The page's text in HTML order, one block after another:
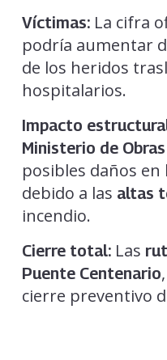
Víctimas:La cifra
podría aumentar
de los heridos
hospitalarios.
Impacto
Ministerio de
posibles daños
debido a las altas
incendio.
Cierre total:Las
Puente Centenario
cierre preventivo